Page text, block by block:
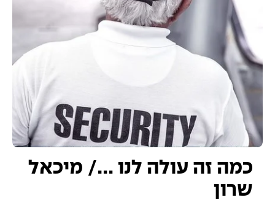
כמה זה עולה לנו …/ מיכאל
שרון